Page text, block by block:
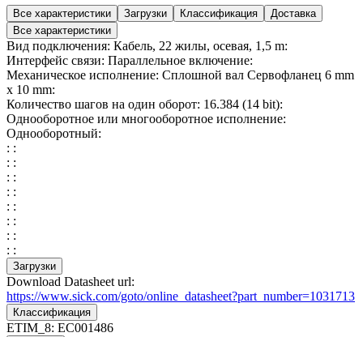
Все характеристики Загрузки Классификация
Доставка
Все характеристики
Вид подключения: Кабель, 22 жилы, осевая, 1,5 m:
Интерфейс связи: Параллельное включение:
Механическое исполнение: Сплошной вал Сервофланец 6 mm
x 10 mm:
Количество шагов на один оборот: 16.384 (14 bit):
Однооборотное или многооборотное исполнение:
Однооборотный:
: :
: :
: :
: :
: :
: :
: :
: :
Загрузки
Download Datasheet url:
https://www.sick.com/goto/online_datasheet?part_number=1031713
Классификация
ETIM_8: EC001486